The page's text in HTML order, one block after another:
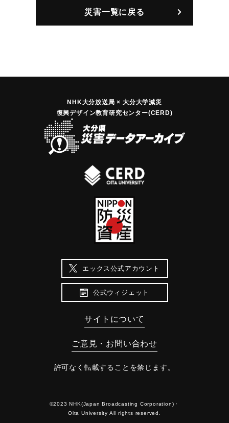
災害一覧に戻る
NHK大分放送局 × 大分大学減災
復興デザイン教育研究センター(CERD)
エックス公式アカウント
公式ウィジェット
サイトについて
ご意見・お問い合わせ
許可なく転載することを禁じます。
©2023 NHK(Japan Broadcasting Corporation)・
Oita University All rights reserved.